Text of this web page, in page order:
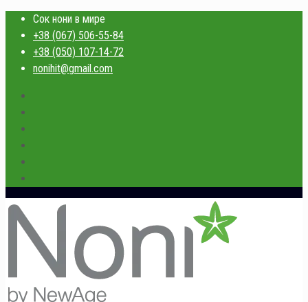
Сок нони в мире
+38 (067) 506-55-84
+38 (050) 107-14-72
nonihit@gmail.com